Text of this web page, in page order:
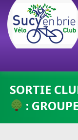
contenu
SORTIE
: